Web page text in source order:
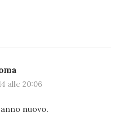
alle 20:06
nuovo.